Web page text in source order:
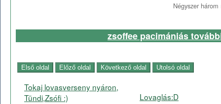
Négyszer
zsoffee pacimániás
Tokaj lovasverseny nyáron,
Tündi,Zsófi :)
Lovaglás:D